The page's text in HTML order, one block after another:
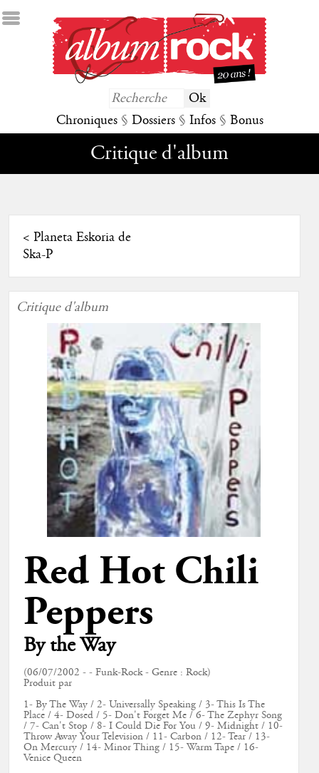
Chroniques § Dossiers § Infos § Bonus
Critique d'album
< Planeta Eskoria de
Ska-P
Critique d'album
Red Hot Chili
Peppers
By the Way
(06/07/2002 - - Funk-Rock - Genre : Rock)
Produit par
1- By The Way / 2- Universally Speaking / 3- This Is The
Place / 4- Dosed / 5- Don't Forget Me / 6- The Zephyr Song
/ 7- Can't Stop / 8- I Could Die For You / 9- Midnight / 10-
Throw Away Your Television / 11- Carbon / 12- Tear / 13-
On Mercury / 14- Minor Thing / 15- Warm Tape / 16-
Venice Queen